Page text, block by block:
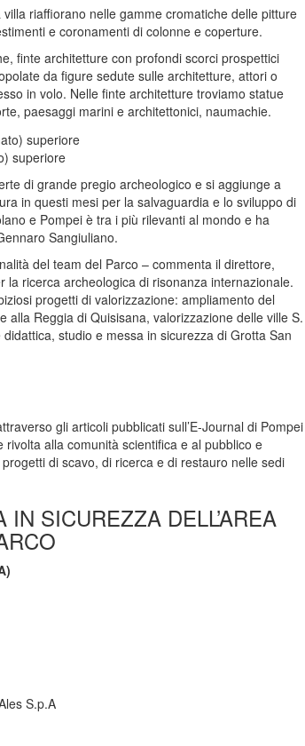
riaffiorano nelle gamme cromatiche delle pitture
e coronamenti di colonne e coperture.
finte architetture con profondi scorci prospettici
da figure sedute sulle architetture, attori o
in volo. Nelle finte architetture troviamo statue
paesaggi marini e architettonici, naumachie.
superiore
di grande pregio archeologico e si aggiunge a
in questi mesi per la salvaguardia e lo sviluppo di
e Pompei è tra i più rilevanti al mondo e ha
Sangiuliano.
del team del Parco – commenta il direttore,
ricerca archeologica di risonanza internazionale.
progetti di valorizzazione: ampliamento del
alla Reggia di Quisisana, valorizzazione delle ville S.
studio e messa in sicurezza di Grotta San
gli articoli pubblicati sull’E-Journal di Pompei
rivolta alla comunità scientifica e al pubblico e
di scavo, di ricerca e di restauro nelle sedi
SICUREZZA DELL’AREA
S.p.A